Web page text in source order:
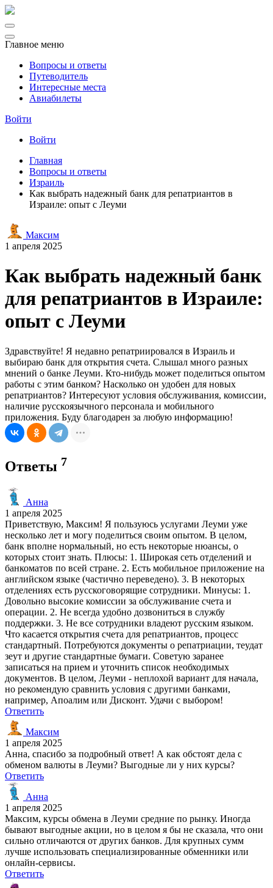
Главное меню
Вопросы и ответы
Путеводитель
Интересные места
Авиабилеты
Войти
Войти
Главная
Вопросы и ответы
Израиль
Как выбрать надежный банк для репатриантов в
Израиле: опыт с Леуми
Максим
1 апреля 2025
Как выбрать надежный банк
для репатриантов в Израиле:
опыт с Леуми
Здравствуйте! Я недавно репатриировался в Израиль и
выбираю банк для открытия счета. Слышал много разных
мнений о банке Леуми. Кто-нибудь может поделиться опытом
работы с этим банком? Насколько он удобен для новых
репатриантов? Интересуют условия обслуживания, комиссии,
наличие русскоязычного персонала и мобильного
приложения. Буду благодарен за любую информацию!
Ответы 7
Анна
1 апреля 2025
Приветствую, Максим! Я пользуюсь услугами Леуми уже
несколько лет и могу поделиться своим опытом. В целом,
банк вполне нормальный, но есть некоторые нюансы, о
которых стоит знать. Плюсы: 1. Широкая сеть отделений и
банкоматов по всей стране. 2. Есть мобильное приложение на
английском языке (частично переведено). 3. В некоторых
отделениях есть русскоговорящие сотрудники. Минусы: 1.
Довольно высокие комиссии за обслуживание счета и
операции. 2. Не всегда удобно дозвониться в службу
поддержки. 3. Не все сотрудники владеют русским языком.
Что касается открытия счета для репатриантов, процесс
стандартный. Потребуются документы о репатриации, теудат
зеут и другие стандартные бумаги. Советую заранее
записаться на прием и уточнить список необходимых
документов. В целом, Леуми - неплохой вариант для начала,
но рекомендую сравнить условия с другими банками,
например, Апоалим или Дисконт. Удачи с выбором!
Ответить
Максим
1 апреля 2025
Анна, спасибо за подробный ответ! А как обстоят дела с
обменом валюты в Леуми? Выгодные ли у них курсы?
Ответить
Анна
1 апреля 2025
Максим, курсы обмена в Леуми средние по рынку. Иногда
бывают выгодные акции, но в целом я бы не сказала, что они
сильно отличаются от других банков. Для крупных сумм
лучше использовать специализированные обменники или
онлайн-сервисы.
Ответить